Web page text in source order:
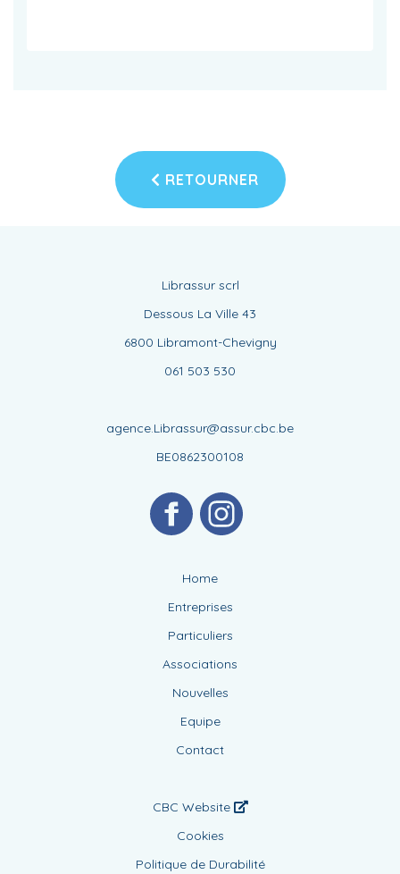
RETOURNER
Librassur scrl
Dessous La Ville 43
6800 Libramont-Chevigny
061 503 530
agence.Librassur@assur.cbc.be
BE0862300108
Home
Entreprises
Particuliers
Associations
Nouvelles
Equipe
Contact
CBC Website
Cookies
Politique de Durabilité